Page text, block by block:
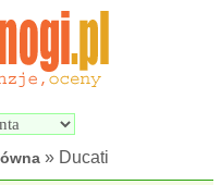
» Ducati